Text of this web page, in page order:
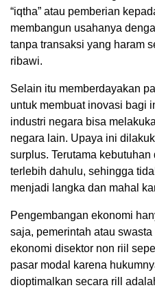
“iqtha” atau pemberian
membangun usahanya
tanpa transaksi yang haram
ribawi.
Selain itu memberdayakan
untuk membuat inovasi bagi
industri negara bisa
negara lain. Upaya ini
surplus. Terutama
terlebih dahulu, sehingga
menjadi langka dan mahal
Pengembangan ekonomi
saja, pemerintah atau
ekonomi disektor non riil
pasar modal karena
dioptimalkan secara rill